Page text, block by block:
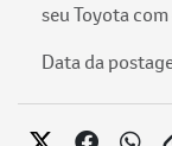
seu Toyota
Data da